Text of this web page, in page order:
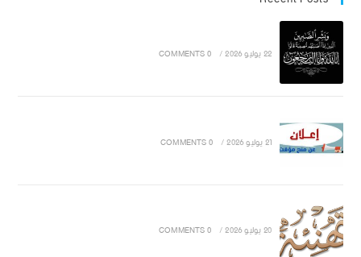
22 يوليو 2026 /
0 COMMENTS
21 يوليو 2026 /
0 COMMENTS
20 يوليو 2026 /
0 COMMENTS